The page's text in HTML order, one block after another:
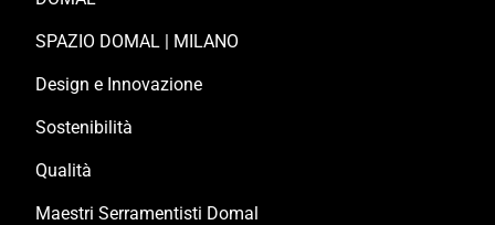
SPAZIO DOMAL | MILANO
Design e Innovazione
Sostenibilità
Qualità
Maestri Serramentisti Domal